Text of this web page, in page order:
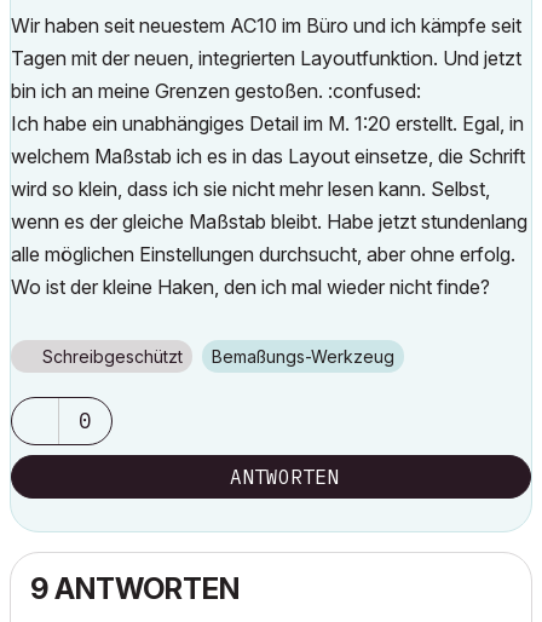
Wir haben seit neuestem AC10 im Büro und ich kämpfe seit
Tagen mit der neuen, integrierten Layoutfunktion. Und jetzt
bin ich an meine Grenzen gestoßen. :confused:
Ich habe ein unabhängiges Detail im M. 1:20 erstellt. Egal, in
welchem Maßstab ich es in das Layout einsetze, die Schrift
wird so klein, dass ich sie nicht mehr lesen kann. Selbst,
wenn es der gleiche Maßstab bleibt. Habe jetzt stundenlang
alle möglichen Einstellungen durchsucht, aber ohne erfolg.
Wo ist der kleine Haken, den ich mal wieder nicht finde?
Schreibgeschützt Bemaßungs-Werkzeug
0
ANTWORTEN
9 ANTWORTEN